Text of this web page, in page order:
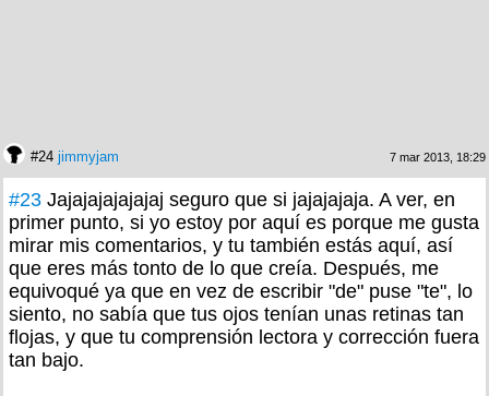
#24 jimmyjam 7 mar 2013, 18:29
#23 Jajajajajajajaj seguro que si jajajajaja. A ver, en
primer punto, si yo estoy por aquí es porque me gusta
mirar mis comentarios, y tu también estás aquí, así
que eres más tonto de lo que creía. Después, me
equivoqué ya que en vez de escribir "de" puse "te", lo
siento, no sabía que tus ojos tenían unas retinas tan
flojas, y que tu comprensión lectora y corrección fuera
tan bajo.